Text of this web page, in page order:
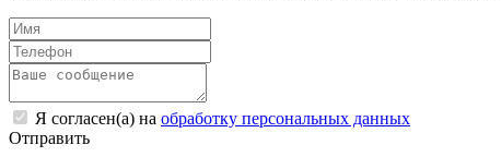
Я согласен(а) на обработку персональных данных
Отправить